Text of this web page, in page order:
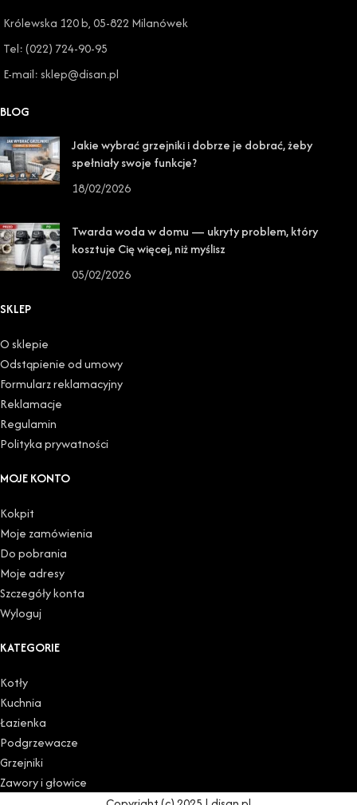
Królewska 120 b, 05-822 Milanówek
Tel: (022) 724-90-95
E-mail: sklep@disan.pl
BLOG
Jakie wybrać grzejniki i dobrze je dobrać, żeby
spełniały swoje funkcje?
18/02/2026
Twarda woda w domu — ukryty problem, który
kosztuje Cię więcej, niż myślisz
05/02/2026
SKLEP
O sklepie
Odstąpienie od umowy
Formularz reklamacyjny
Reklamacje
Regulamin
Polityka prywatności
MOJE KONTO
Kokpit
Moje zamówienia
Do pobrania
Moje adresy
Szczegóły konta
Wyloguj
KATEGORIE
Kotły
Kuchnia
Łazienka
Podgrzewacze
Grzejniki
Zawory i głowice